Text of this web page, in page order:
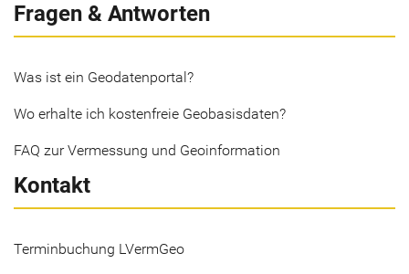
Fragen & Antworten
Was ist ein Geodatenportal?
Wo erhalte ich kostenfreie Geobasisdaten?
FAQ zur Vermessung und Geoinformation
Kontakt
Terminbuchung LVermGeo